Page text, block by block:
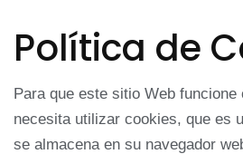
Política de
Para que este sitio Web funcione
necesita utilizar cookies, que es
se almacena en su navegador